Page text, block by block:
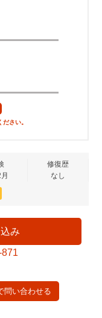
さい。
修復歴
なし
み
問い合わせる